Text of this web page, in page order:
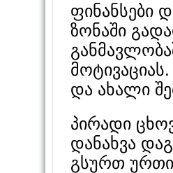
ფინანსები
ზონაში
და ახალი
პირადი
დანახვა
გსურთ